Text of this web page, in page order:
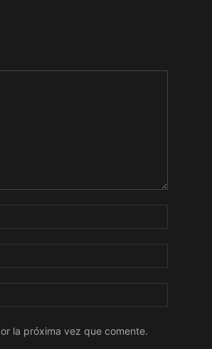
la próxima vez que comente.